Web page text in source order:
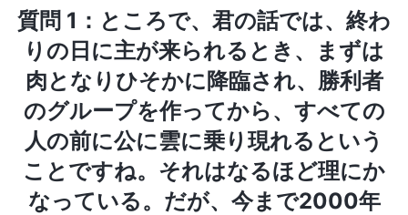
質問 1：ところで、君の話では、終わ
りの日に主が来られるとき、まずは
肉となりひそかに降臨され、勝利者
のグループを作ってから、すべての
人の前に公に雲に乗り現れるという
ことですね。それはなるほど理にか
なっている。だが、今まで2000年